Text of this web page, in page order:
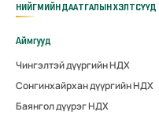
НИЙГМИЙН ДААТГАЛЫН ХЭЛТСҮҮД
Аймгууд
Чингэлтэй дүүргийн НДХ
Сонгинхайрхан дүүргийн НДХ
Баянгол дүүрэг НДХ